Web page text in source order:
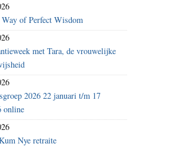
of Perfect Wisdom
met Tara, de vrouwelijke
2026 22 januari t/m 17
online
Nye retraite